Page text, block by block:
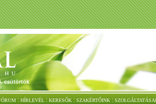
csütörtök
: HÍRLEVÉL : KERESŐK : SZAKÉRTŐINK :